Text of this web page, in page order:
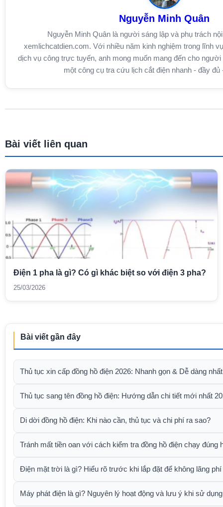
Nguyễn Minh Quân
Nguyễn Minh Quân là người sáng lập và phụ trách
xemlichcatdien.com. Với nhiều năm kinh nghiệm trong lĩnh
dịch vụ công trực tuyến, anh mong muốn mang đến cho người
một công cụ tra cứu lịch cắt điện nhanh - đầy đủ
Bài viết liên quan
là gì? Có gì khác biệt so với điện 3 pha?
Công tơ
25/03/2026
Bài viết gần đây
Thủ tục xin cấp đồng hồ điện 2026: Nhanh gọn & Dễ dàng nhất
Thủ tục sang tên đồng hồ điện: Hướng dẫn chi tiết mới nhất
Di dời đồng hồ điện: Khi nào cần, thủ tục và chi phí ra sao?
Tránh mất tiền oan với cách kiểm tra đồng hồ điện chạy đúng
Điện mặt trời là gì? Hiểu rõ trước khi lắp đặt để không lãng phí
Máy phát điện là gì? Nguyên lý hoạt động và lưu ý khi sử dụng